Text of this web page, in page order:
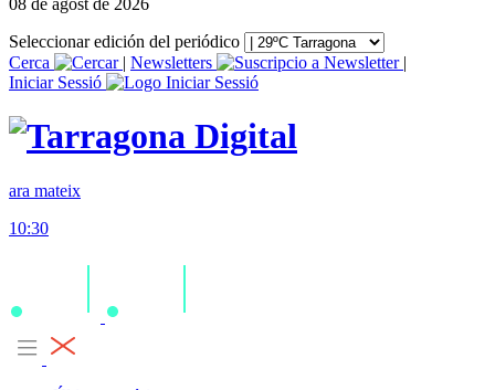
08 de agost de 2026
Seleccionar edición del periódico
Cerca
| Newsletters
|
Iniciar Sessió
ara mateix
10:30